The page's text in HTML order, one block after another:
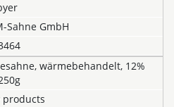
Sahne GmbH
wärmebehandelt, 12%
products